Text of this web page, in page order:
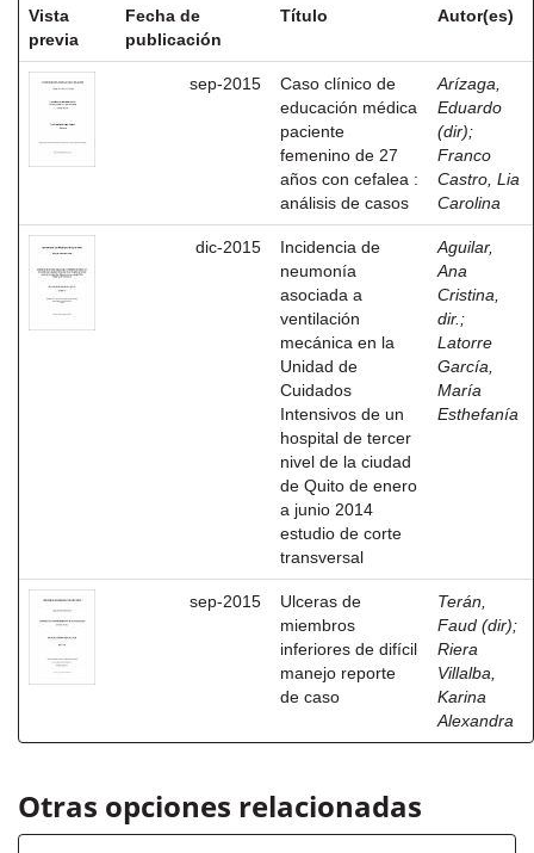
Vista
previa
Fecha de
publicación
Título Autor(es)
sep-2015
Caso clínico de
educación médica
paciente
femenino de 27
años con cefalea :
análisis de casos
Arízaga,
Eduardo
(dir);
Franco
Castro, Lia
Carolina
dic-2015
Incidencia de
neumonía
asociada a
ventilación
mecánica en la
Unidad de
Cuidados
Intensivos de un
hospital de tercer
nivel de la ciudad
de Quito de enero
a junio 2014
estudio de corte
transversal
Aguilar,
Ana
Cristina,
dir. ;
Latorre
García,
María
Esthefanía
sep-2015
Ulceras de
miembros
inferiores de difícil
manejo reporte
de caso
Terán,
Faud (dir);
Riera
Villalba,
Karina
Alexandra
Otras opciones relacionadas